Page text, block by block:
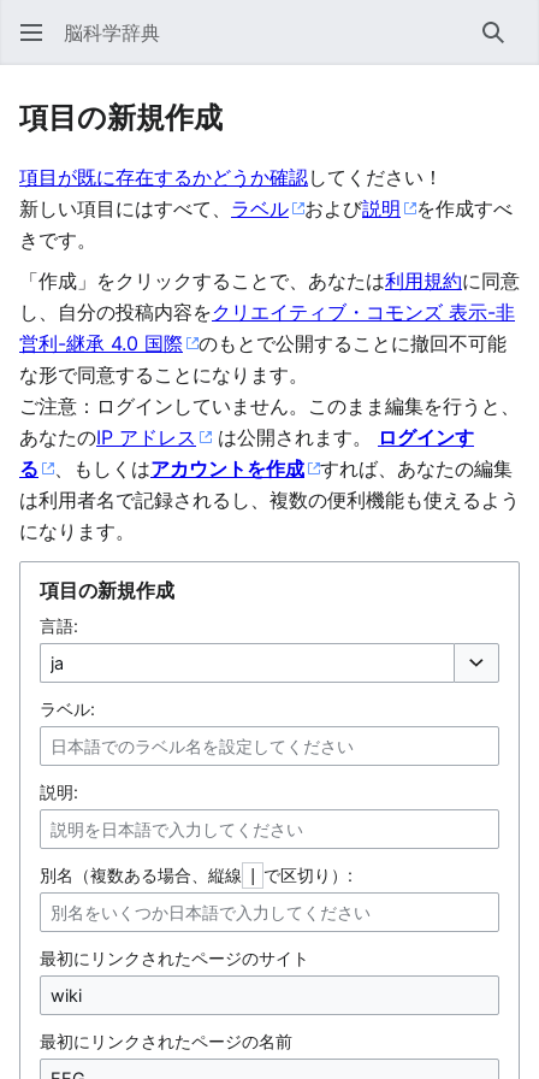
脳科学辞典 検索
項目の新規作成
項目が既に存在するかどうか確認してください！
新しい項目にはすべて、 ラベル および説明
を作成すべ
きです。
「作成」をクリックすることで、あなたは利用規約に同意
し、自分の投稿内容をクリエイティブ・コモンズ 表示-非
営利-継承 4.0 国際
のもとで公開することに撤回不可能
な形で同意することになります。
ご注意：ログインしていません。このまま編集を行うと、
あなたのIP アドレス は公開されます。
ログインす
る
、もしくはアカウントを作成
すれば、あなたの編集
は利用者名で記録されるし、複数の便利機能も使えるよう
になります。
項目の新規作成
言語:
ラベル:
説明:
別名（複数ある場合、縦線 で区切り）:
最初にリンクされたページのサイト
最初にリンクされたページの名前